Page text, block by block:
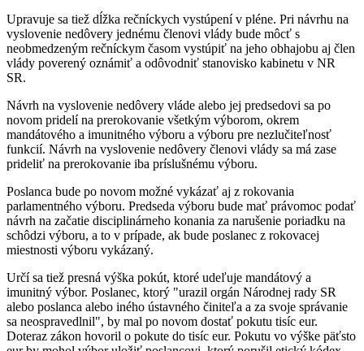
Upravuje sa tiež dĺžka rečníckych vystúpení v pléne. Pri návrhu na
vyslovenie nedôvery jednému členovi vlády bude môcť s
neobmedzeným rečníckym časom vystúpiť na jeho obhajobu aj člen
vlády poverený oznámiť a odôvodniť stanovisko kabinetu v NR
SR.
Návrh na vyslovenie nedôvery vláde alebo jej predsedovi sa po
novom pridelí na prerokovanie všetkým výborom, okrem
mandátového a imunitného výboru a výboru pre nezlučiteľnosť
funkcií. Návrh na vyslovenie nedôvery členovi vlády sa má zase
prideliť na prerokovanie iba príslušnému výboru.
Poslanca bude po novom možné vykázať aj z rokovania
parlamentného výboru. Predseda výboru bude mať právomoc podať
návrh na začatie disciplinárneho konania za narušenie poriadku na
schôdzi výboru, a to v prípade, ak bude poslanec z rokovacej
miestnosti výboru vykázaný.
Určí sa tiež presná výška pokút, ktoré udeľuje mandátový a
imunitný výbor. Poslanec, ktorý "urazil orgán Národnej rady SR
alebo poslanca alebo iného ústavného činiteľa a za svoje správanie
sa neospravedlnil", by mal po novom dostať pokutu tisíc eur.
Doteraz zákon hovoril o pokute do tisíc eur. Pokutu vo výške päťsto